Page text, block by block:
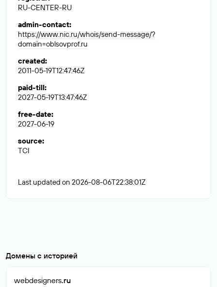
RU-CENTER-RU
admin-contact:
https://www.nic.ru/whois/send-message/?
domain=oblsovprof.ru
created:
2011-05-19T12:47:46Z
paid-till:
2027-05-19T13:47:46Z
free-date:
2027-06-19
source:
TCI
Last updated on 2026-08-06T22:38:01Z
Домены с историей
webdesigners.ru